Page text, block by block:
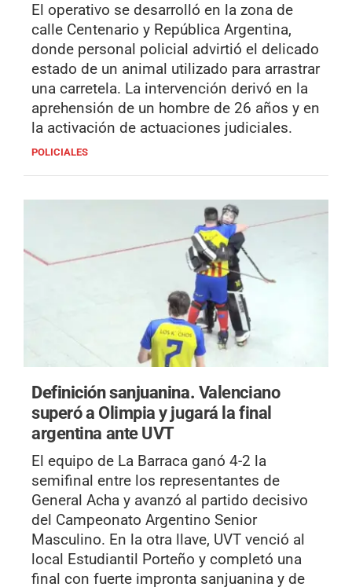
El operativo se desarrolló en la zona de
calle Centenario y República Argentina,
donde personal policial advirtió el delicado
estado de un animal utilizado para arrastrar
una carretela. La intervención derivó en la
aprehensión de un hombre de 26 años y en
la activación de actuaciones judiciales.
POLICIALES
Definición sanjuanina. Valenciano
superó a Olimpia y jugará la final
argentina ante UVT
El equipo de La Barraca ganó 4-2 la
semifinal entre los representantes de
General Acha y avanzó al partido decisivo
del Campeonato Argentino Senior
Masculino. En la otra llave, UVT venció al
local Estudiantil Porteño y completó una
final con fuerte impronta sanjuanina y de